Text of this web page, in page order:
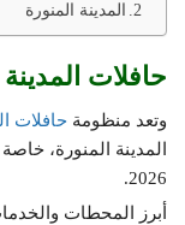
المدينة المنورة
حافلات المدينة
وتعد منظومة حافلات
المدينة المنورة،
2026.
أبرز المحطات